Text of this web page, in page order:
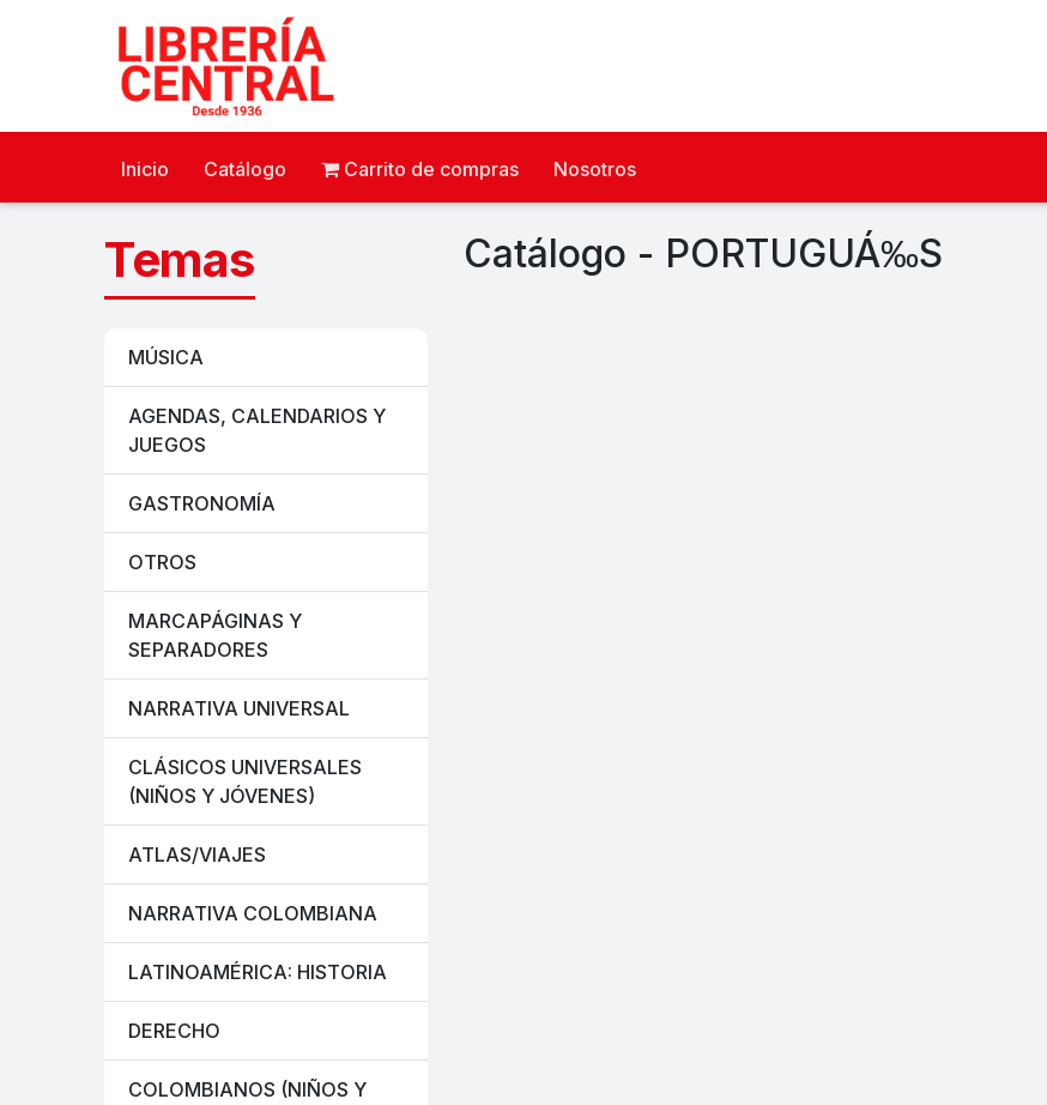
Inicio Catálogo Carrito de compras Nosotros
Temas
MÚSICA
AGENDAS, CALENDARIOS Y
JUEGOS
GASTRONOMÍA
OTROS
MARCAPÁGINAS Y
SEPARADORES
NARRATIVA UNIVERSAL
CLÁSICOS UNIVERSALES
(NIÑOS Y JÓVENES)
ATLAS/VIAJES
NARRATIVA COLOMBIANA
LATINOAMÉRICA: HISTORIA
DERECHO
COLOMBIANOS (NIÑOS Y
Catálogo - PORTUGUÁ‰S